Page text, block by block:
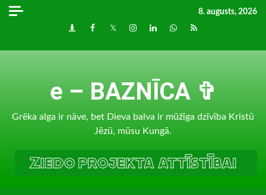
Skip
8. augusts, 2026
DraugiemFacebook
TwitterInstagram
LinkedInwhatsapp
RSS
e – BAZNĪCA ✞
Grēka alga ir nāve, bet Dieva balva ir mūžīga dzīvība Kristū
Jēzū, mūsu Kungā.